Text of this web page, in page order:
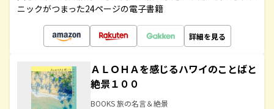
ニックがつまった24ページの電子書籍
詳細を見る
ＡＬＯＨＡを感じるハワイのことばと
絶景１００
BOOKS 旅の名言＆絶景